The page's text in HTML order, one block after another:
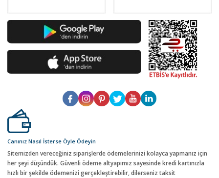
Canınız Nasıl İsterse Öyle Ödeyin
Sitemizden vereceğiniz siparişlerde ödemelerinizi kolayca yapmanız için
her şeyi düşündük. Güvenli ödeme altyapımız sayesinde kredi kartınızla
hızlı bir şekilde ödemenizi gerçekleştirebilir, dilerseniz taksit